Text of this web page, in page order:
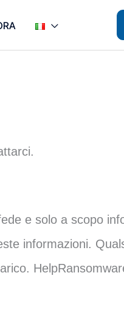
e solo a scopo
informazioni.